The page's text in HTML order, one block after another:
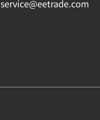
service@eetrade.com